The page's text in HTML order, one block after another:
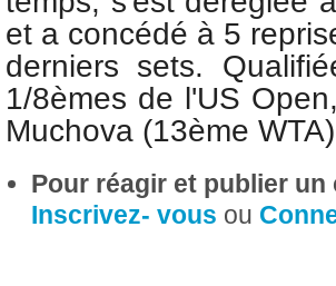
et a concédé à 5
derniers sets.
1/8èmes de l'US
Muchova (13ème
Pour réagir et publier
Inscrivez- vous ou